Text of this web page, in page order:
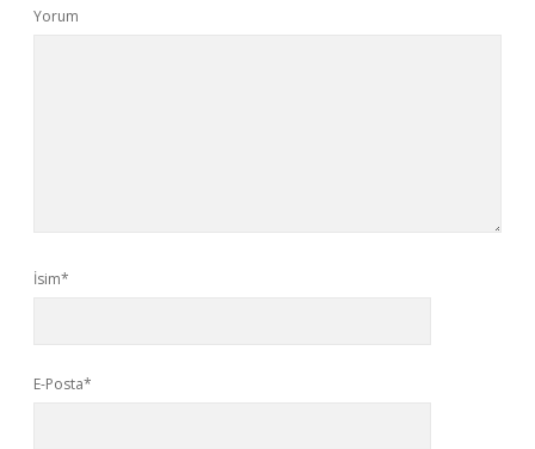
Yorum
İsim*
E-Posta*